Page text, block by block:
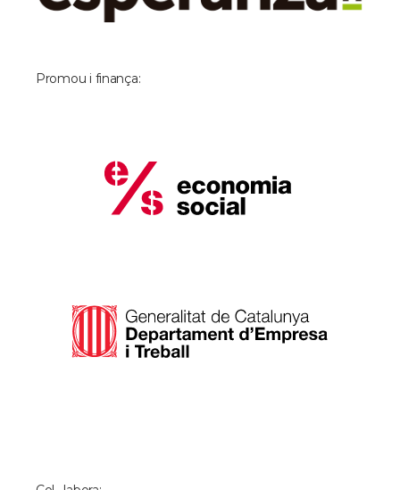
Promou i finança: